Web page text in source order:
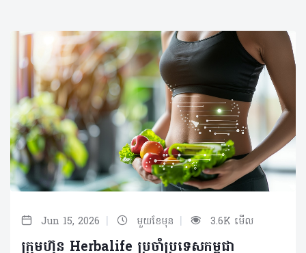
Jun 15, 2026 | មួយខែមុន | 3.6K មើល
ក្រុមហ៊ុន Herbalife ប្រចាំប្រទេសកម្ពុជា